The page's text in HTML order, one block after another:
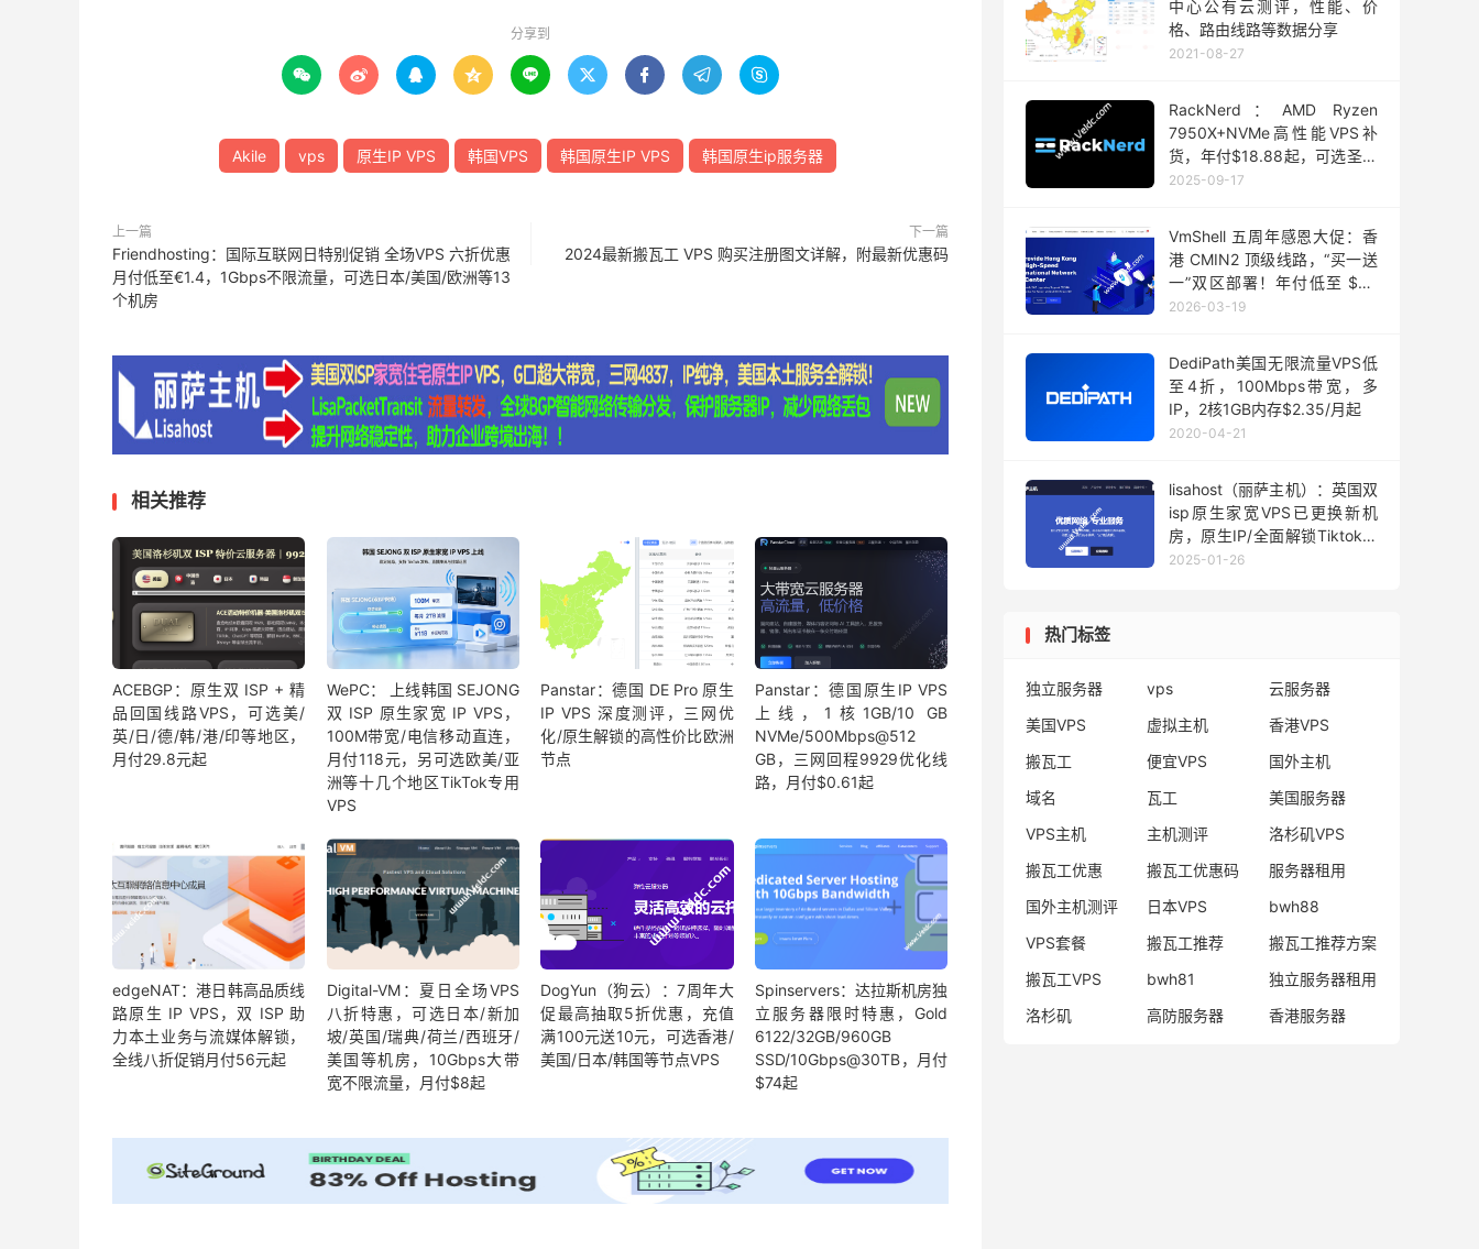
分享到
        
Akile vps 原生IP VPS 韩国VPS 韩国原生IP VPS 韩国原生ip服务器
上一篇
Friendhosting：国际互联网日特别促销 全场VPS 六折优惠
月付低至€1.4，1Gbps不限流量，可选日本/美国/欧洲等13
个机房
下一篇
2024最新搬瓦工 VPS 购买注册图文详解，附最新优惠码
相关推荐
ACEBGP：原生双 ISP + 精
品回国线路VPS，可选美/
英/日/德/韩/港/印等地区，
月付29.8元起
WePC： 上线韩国 SEJONG
双 ISP 原生家宽 IP VPS，
100M带宽/电信移动直连，
月付118元，另可选欧美/亚
洲等十几个地区TikTok专用
VPS
Panstar：德国 DE Pro 原生
IP VPS 深度测评，三网优
化/原生解锁的高性价比欧洲
节点
Panstar：德国原生IP VPS
上线，1核1GB/10 GB
NVMe/500Mbps@512
GB，三网回程9929优化线
路，月付$0.61起
edgeNAT：港日韩高品质线
路原生 IP VPS，双 ISP 助
力本土业务与流媒体解锁，
全线八折促销月付56元起
Digital-VM：夏日全场VPS
八折特惠，可选日本/新加
坡/英国/瑞典/荷兰/西班牙/
美国等机房，10Gbps大带
宽不限流量，月付$8起
DogYun（狗云）：7周年大
促最高抽取5折优惠，充值
满100元送10元，可选香港/
美国/日本/韩国等节点VPS
Spinservers：达拉斯机房独
立服务器限时特惠，Gold
6122/32GB/960GB
SSD/10Gbps@30TB，月付
$74起
中心公有云测评，性能、价
格、路由线路等数据分享
2021-08-27
RackNerd：AMD Ryzen
7950X+NVMe高性能VPS补
货，年付$18.88起，可选圣何
塞/芝加哥/达拉斯/纽约/阿什本
2025-09-17
VmShell 五周年感恩大促：香
港 CMIN2 顶级线路，“买一送
一”双区部署！年付低至 $33
起
2026-03-19
DediPath美国无限流量VPS低
至4折，100Mbps带宽，多
IP，2核1GB内存$2.35/月起
2020-04-21
lisahost（丽萨主机）：英国双
isp原生家宽VPS已更换新机
房，原生IP/全面解锁Tiktok等
应用/200-1Gbps大带宽，月
2025-01-26
热门标签
独立服务器 vps
云服务器
美国VPS
虚拟主机
香港VPS
搬瓦工
便宜VPS
国外主机
域名
瓦工
美国服务器
VPS主机
主机测评
洛杉矶VPS
搬瓦工优惠
搬瓦工优惠码
服务器租用
国外主机测评
日本VPS
bwh88
VPS套餐
搬瓦工推荐
搬瓦工推荐方案
搬瓦工VPS
bwh81
独立服务器租用
洛杉矶
高防服务器 香港服务器